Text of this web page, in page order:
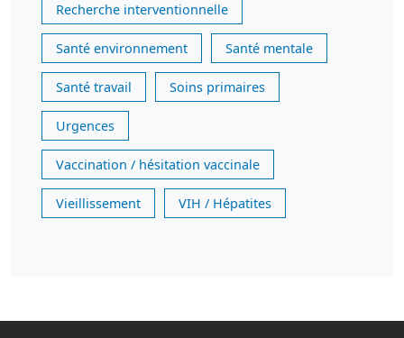
Recherche interventionnelle
Santé environnement Santé mentale
Santé travail Soins primaires
Urgences
Vaccination / hésitation vaccinale
Vieillissement VIH / Hépatites